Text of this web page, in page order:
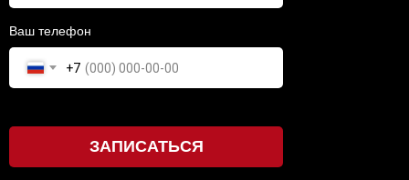
Ваш телефон
+7
ЗАПИСАТЬСЯ